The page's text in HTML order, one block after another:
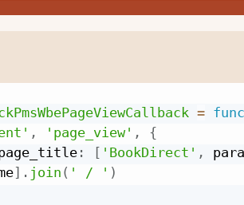
=
, 'page_view' ,
{
: [ 'BookDirect' ,
] . join ( ' / ' )